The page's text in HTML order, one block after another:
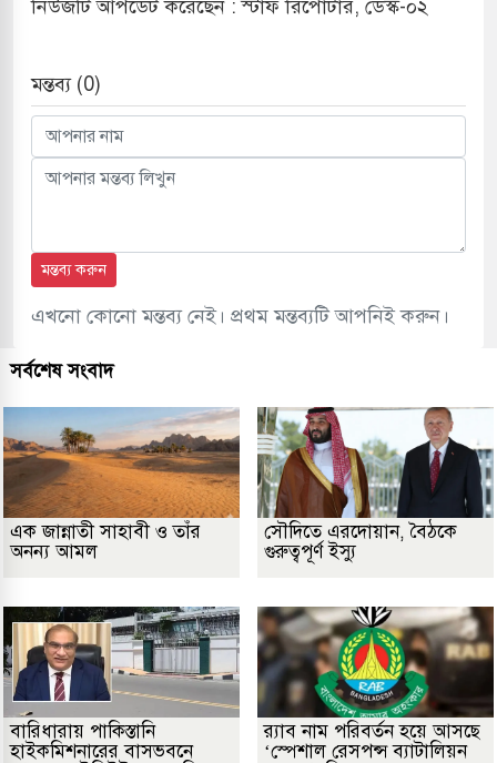
নিউজটি আপডেট করেছেন : স্টাফ রিপোর্টার, ডেস্ক-০২
মন্তব্য (0)
মন্তব্য করুন
এখনো কোনো মন্তব্য নেই। প্রথম মন্তব্যটি আপনিই করুন।
সর্বশেষ সংবাদ
এক জান্নাতী সাহাবী ও তাঁর
অনন্য আমল
সৌদিতে এরদোয়ান, বৈঠকে
গুরুত্বপূর্ণ ইস্যু
বারিধারায় পাকিস্তানি
হাইকমিশনারের বাসভবনে
র‌্যাব নাম পরিবর্তন হয়ে আসছে
‘স্পেশাল রেসপন্স ব্যাটালিয়ন